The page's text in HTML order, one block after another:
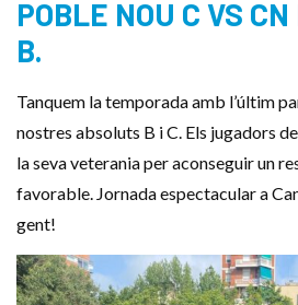
POBLE NOU C VS
B.
Tanquem la temporada amb l’últim
nostres absoluts B i C. Els jugadors
la seva veterania per aconseguir un
favorable. Jornada espectacular a
gent!